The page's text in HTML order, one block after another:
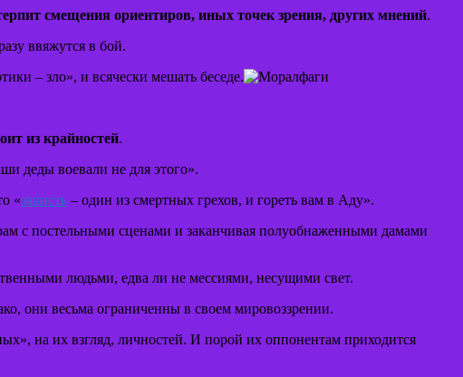
смещения ориентиров, иных точек зрения, других мнений.
ввяжутся в бой.
– зло», и всячески мешать беседе.
из крайностей.
деды воевали не для этого».
«зависть – один из смертных грехов, и гореть вам в Аду».
с постельными сценами и заканчивая полуобнаженными дамами
людьми, едва ли не мессиями, несущими свет.
они весьма ограниченны в своем мировоззрении.
на их взгляд, личностей. И порой их оппонентам приходится